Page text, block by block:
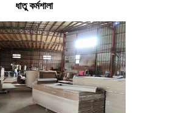
ধাতু কর্মশালা